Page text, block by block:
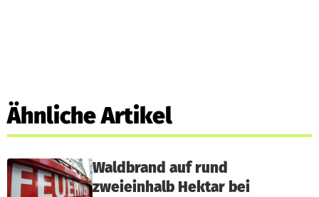
Ähnliche Artikel
Waldbrand auf rund
zweieinhalb Hektar bei